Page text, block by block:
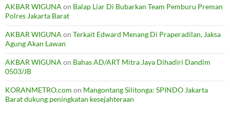
AKBAR WIGUNA on Balap Liar Di Bubarkan Team Pemburu Preman
Polres Jakarta Barat
AKBAR WIGUNA on Terkait Edward Menang Di Praperadilan, Jaksa
Agung Akan Lawan
AKBAR WIGUNA on Bahas AD/ART Mitra Jaya Dihadiri Dandim
0503/JB
KORANMETRO.com on Mangontang Silitonga: SPINDO Jakarta
Barat dukung peningkatan kesejahteraan